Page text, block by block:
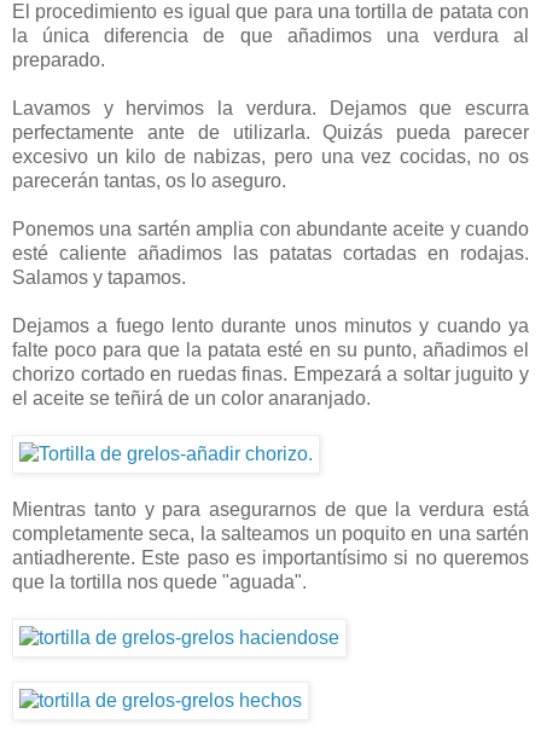
El procedimiento es igual que para una tortilla de patata con
la única diferencia de que añadimos una verdura al
preparado.
Lavamos y hervimos la verdura. Dejamos que escurra
perfectamente ante de utilizarla. Quizás pueda parecer
excesivo un kilo de nabizas, pero una vez cocidas, no os
parecerán tantas, os lo aseguro.
Ponemos una sartén amplia con abundante aceite y cuando
esté caliente añadimos las patatas cortadas en rodajas.
Salamos y tapamos.
Dejamos a fuego lento durante unos minutos y cuando ya
falte poco para que la patata esté en su punto, añadimos el
chorizo cortado en ruedas finas. Empezará a soltar juguito y
el aceite se teñirá de un color anaranjado.
Mientras tanto y para asegurarnos de que la verdura está
completamente seca, la salteamos un poquito en una sartén
antiadherente. Este paso es importantísimo si no queremos
que la tortilla nos quede "aguada".